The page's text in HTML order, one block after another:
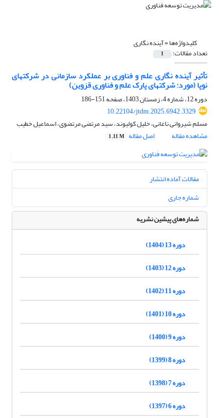
کلیدواژه‌ها =آینده نگاری
تعداد مقالات: 1
تأثیر آینده نگاری علم و فناوری بر عملکرد سازمانی در شرکتهای
نوپا (مورد: شرکتهای پارک علم و فناوری قزوین)
دوره 12، شماره 4، زمستان 1403، صفحه
151-186
10.22104/jtdm.2025.6942.3329
مسلم شیروانی ناغانی، خلیل کولیوند، سید مرتضی مرتضوی، اسماعیل خطیب
مشاهده مقاله
اصل مقاله 1.11 M
مقالات آماده انتشار
شماره جاری
شماره‌های پیشین نشریه
دوره 13 (1404)
دوره 12 (1403)
دوره 11 (1402)
دوره 10 (1401)
دوره 9 (1400)
دوره 8 (1399)
دوره 7 (1398)
دوره 6 (1397)